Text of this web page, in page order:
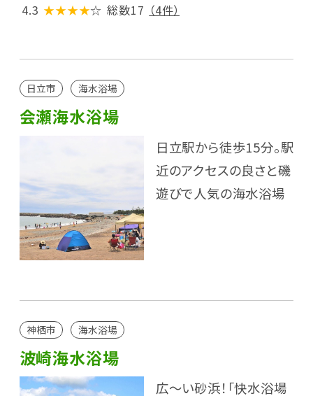
4.3 ★★★★☆ 総数17 （4件）
日立市 海水浴場
会瀬海水浴場
日立駅から徒歩15分。駅
近のアクセスの良さと磯
遊びで人気の海水浴場
神栖市 海水浴場
波崎海水浴場
広～い砂浜！「快水浴場